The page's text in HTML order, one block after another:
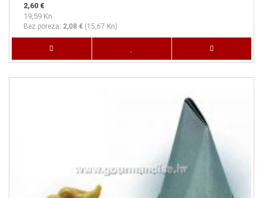
2,60 €
19,59 Kn
Bez poreza: 2,08 € (15,67 Kn)